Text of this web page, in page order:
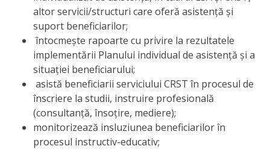
altor servicii/structuri care oferă asistență şi
suport beneficiarilor;
întocmește rapoarte cu privire la rezultatele
implementării Planului individual de asistență și a
situației beneficiarului;
asistă beneficiarii serviciului CRST în procesul de
înscriere la studii, instruire profesională
(consultanță, însoțire, mediere);
monitorizează insluziunea beneficiarilor în
procesul instructiv-educativ;